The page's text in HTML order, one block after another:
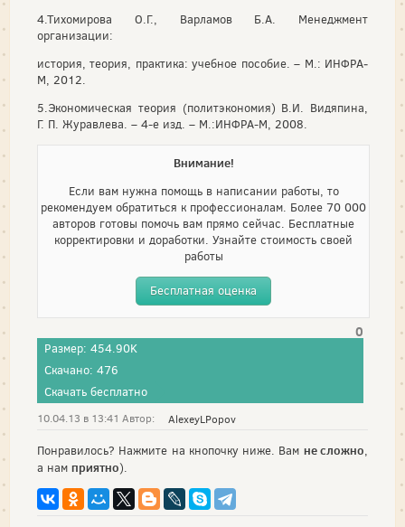
4.Тихомирова О.Г., Варламов Б.А. Менеджмент
организации:
история, теория, практика: учебное пособие. – М.: ИНФРА­
М, 2012.
5.Экономическая теория (политэкономия) В.И. Видяпина,
Г. П. Журавлева. – 4-е изд. – М.:ИНФРА-М, 2008.
Внимание!
Если вам нужна помощь в написании работы, то
рекомендуем обратиться к профессионалам. Более 70 000
авторов готовы помочь вам прямо сейчас. Бесплатные
корректировки и доработки. Узнайте стоимость своей
работы
Бесплатная оценка
0
Размер: 454.90K
Скачано: 476
Скачать бесплатно
10.04.13 в 13:41 Автор: AlexeyLPopov
Понравилось? Нажмите на кнопочку ниже. Вам не сложно,
а нам приятно).